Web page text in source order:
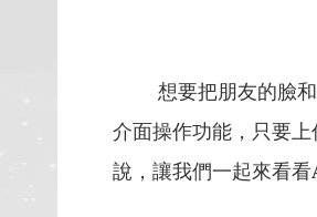
想要把朋友的臉和
介面操作功能，只要
說，讓我們一起來看看